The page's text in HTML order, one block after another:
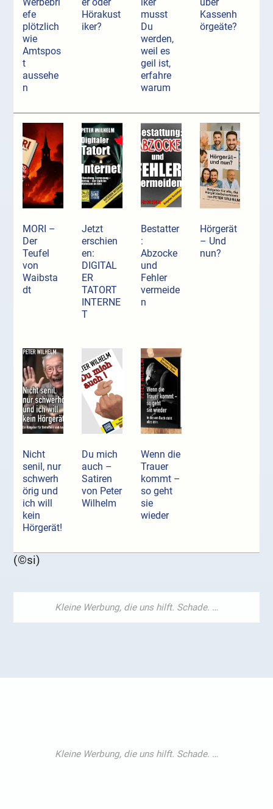
efe
plötzlich
wie
Amtspos
t
aussehe
n
Hörakust
iker?
musst
Du
werden,
weil es
geil ist,
erfahre
warum
Kassenh
örgeäte?
MORI –
Der
Teufel
von
Waibsta
dt
Jetzt
erschien
en:
DIGITAL
ER
TATORT
INTERNE
T
Bestatter
:
Abzocke
und
Fehler
vermeide
n
Hörgerät
– Und
nun?
Nicht
senil, nur
schwerh
örig und
ich will
kein
Hörgerät!
Du mich
auch –
Satiren
von Peter
Wilhelm
Wenn die
Trauer
kommt –
so geht
sie
wieder
(©si)